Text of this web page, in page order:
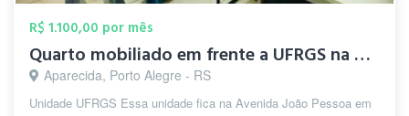
R$ 1.100,00 por mês
Quarto mobiliado em frente a UFRGS na Ci...
Aparecida, Porto Alegre - RS
Unidade UFRGS Essa unidade fica na Avenida João Pessoa em